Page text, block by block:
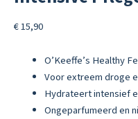
€15,90
O’Keeffe’s Healthy
Voor extreem droge
Hydrateert intensief
Ongeparfumeerd en